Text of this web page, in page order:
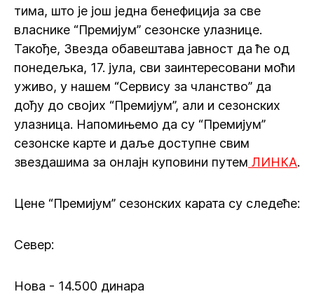
тима, што је још једна бенефиција за све
власнике “Премијум” сезонске улазнице.
Такође, Звезда обавештава јавност да ће од
понедељка, 17. јула, сви заинтересовани моћи
уживо, у нашем “Сервису за чланство” да
дођу до својих “Премијум”, али и сезонских
улазница. Напомињемо да су “Премијум”
сезонске карте и даље доступне свим
звездашима за онлајн куповини путем ЛИНКА.
Цене “Премијум” сезонских карата су следеће:
Север:
Нова - 14.500 динара